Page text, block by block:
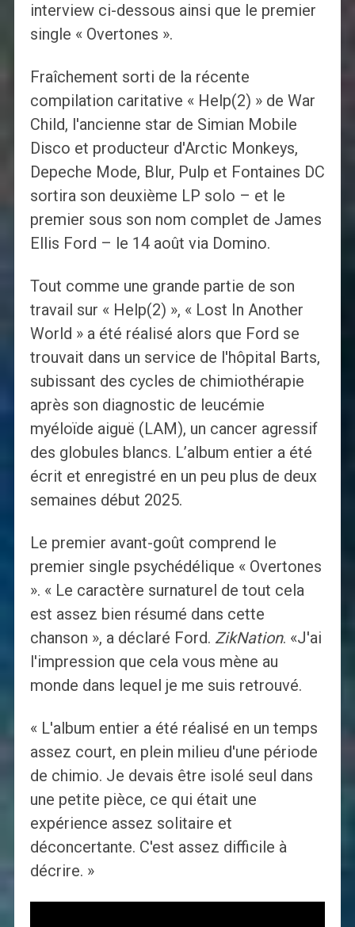
interview ci-dessous ainsi que le premier
single « Overtones ».
Fraîchement sorti de la récente
compilation caritative « Help(2) » de War
Child, l'ancienne star de Simian Mobile
Disco et producteur d'Arctic Monkeys,
Depeche Mode, Blur, Pulp et Fontaines DC
sortira son deuxième LP solo – et le
premier sous son nom complet de James
Ellis Ford – le 14 août via Domino.
Tout comme une grande partie de son
travail sur « Help(2) », « Lost In Another
World » a été réalisé alors que Ford se
trouvait dans un service de l'hôpital Barts,
subissant des cycles de chimiothérapie
après son diagnostic de leucémie
myéloïde aiguë (LAM), un cancer agressif
des globules blancs. L’album entier a été
écrit et enregistré en un peu plus de deux
semaines début 2025.
Le premier avant-goût comprend le
premier single psychédélique « Overtones
». « Le caractère surnaturel de tout cela
est assez bien résumé dans cette
chanson », a déclaré Ford. ZikNation. «J'ai
l'impression que cela vous mène au
monde dans lequel je me suis retrouvé.
« L'album entier a été réalisé en un temps
assez court, en plein milieu d'une période
de chimio. Je devais être isolé seul dans
une petite pièce, ce qui était une
expérience assez solitaire et
déconcertante. C'est assez difficile à
décrire. »